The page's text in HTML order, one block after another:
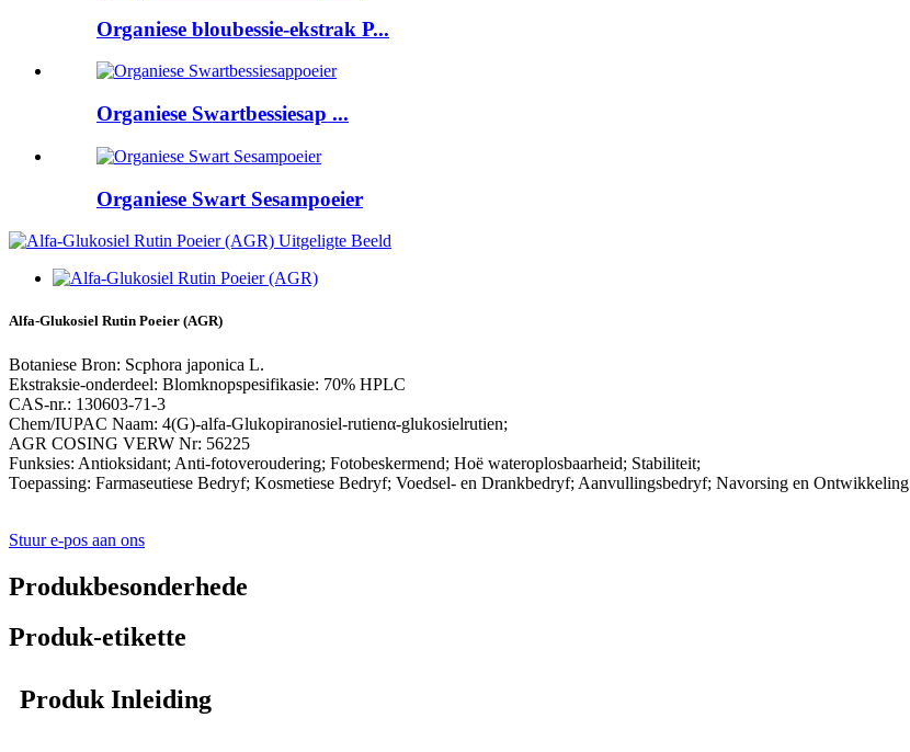
Organiese bloubessie-ekstrak P...
Organiese Swartbessiesap ...
Organiese Swart Sesampoeier
Alfa-Glukosiel Rutin Poeier (AGR)
Botaniese Bron: Scphora japonica L.
Ekstraksie-onderdeel: Blomknopspesifikasie: 70% HPLC
CAS-nr.: 130603-71-3
Chem/IUPAC Naam: 4(G)-alfa-Glukopiranosiel-rutienα-glukosielrutien;
AGR COSING VERW Nr: 56225
Funksies: Antioksidant; Anti-fotoveroudering; Fotobeskermend; Hoë wateroplosbaarheid; Stabiliteit;
Toepassing: Farmaseutiese Bedryf; Kosmetiese Bedryf; Voedsel- en Drankbedryf; Aanvullingsbedryf; Navorsing en Ontwikkeling
Stuur e-pos aan ons
Produkbesonderhede
Produk-etikette
Produk Inleiding